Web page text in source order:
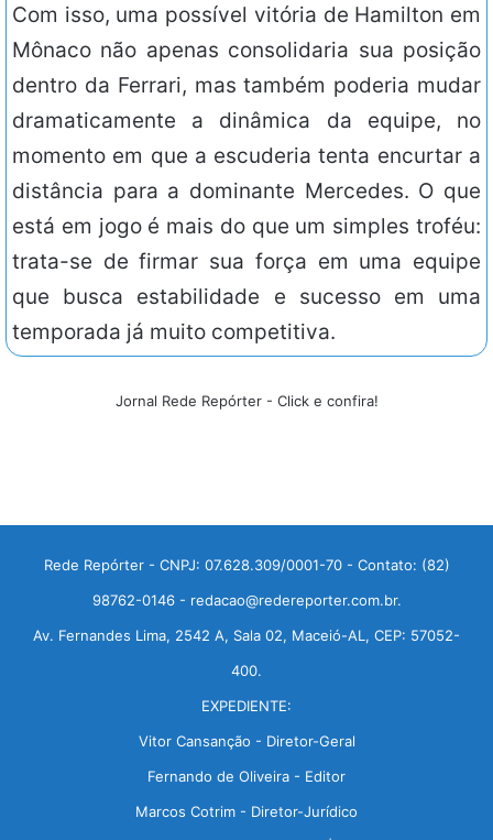
Com isso, uma possível vitória de Hamilton em
Mônaco não apenas consolidaria sua posição
dentro da Ferrari, mas também poderia mudar
dramaticamente a dinâmica da equipe, no
momento em que a escuderia tenta encurtar a
distância para a dominante Mercedes. O que
está em jogo é mais do que um simples troféu:
trata-se de firmar sua força em uma equipe
que busca estabilidade e sucesso em uma
temporada já muito competitiva.
Jornal Rede Repórter - Click e confira!
Rede Repórter - CNPJ: 07.628.309/0001-70 - Contato: (82)
98762-0146 - redacao@redereporter.com.br.
Av. Fernandes Lima, 2542 A, Sala 02, Maceió-AL, CEP: 57052-
400.
EXPEDIENTE:
Vitor Cansanção - Diretor-Geral
Fernando de Oliveira - Editor
Marcos Cotrim - Diretor-Jurídico